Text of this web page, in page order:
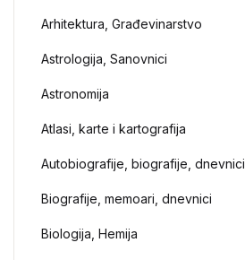
Arhitektura, Građevinarstvo
Astrologija, Sanovnici
Astronomija
Atlasi, karte i kartografija
Autobiografije, biografije, dnevnici
Biografije, memoari, dnevnici
Biologija, Hemija